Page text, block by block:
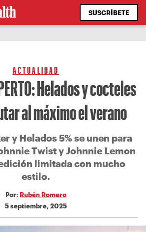
SUSCRÍBETE
ACTUALIDAD
Helados y cocteles
al máximo el verano
y Helados 5% se unen para
Twist y Johnnie Lemon
limitada con mucho
estilo.
Por: Rubén Romero
5 septiembre, 2025